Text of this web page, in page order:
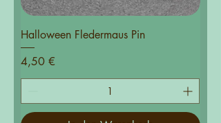
Halloween Fledermaus Pin
Preis
4,50 €